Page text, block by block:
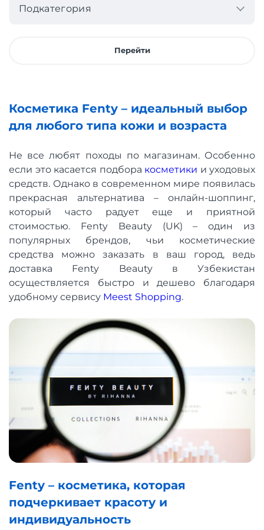
Подкатегория
Перейти
Косметика Fenty – идеальный выбор
для любого типа кожи и возраста
Не все любят походы по магазинам. Особенно
если это касается подбора косметики и уходовых
средств. Однако в современном мире появилась
прекрасная альтернатива – онлайн-шоппинг,
который часто радует еще и приятной
стоимостью. Fenty Beauty (UK) – один из
популярных брендов, чьи косметические
средства можно заказать в ваш город, ведь
доставка Fenty Beauty в Узбекистан
осуществляется быстро и дешево благодаря
удобному сервису Meest Shopping.
Fenty – косметика, которая
подчеркивает красоту и
индивидуальность